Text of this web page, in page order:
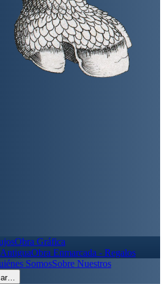
Obra Gráfica
Obra Enmarcada - Regalos
SomosSobre Nuestros
…